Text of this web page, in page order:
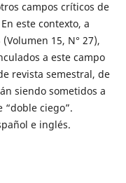
campos críticos de
este contexto, a
15, N° 27),
a este campo
revista semestral, de
siendo sometidos a
“doble ciego”.
e inglés.